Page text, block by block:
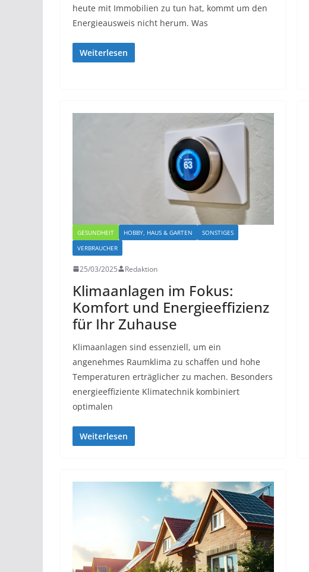
heute mit Immobilien zu tun hat, kommt um den
Energieausweis nicht herum. Was
Weiterlesen
GESUNDHEIT HOBBY, HAUS & GARTEN
SONSTIGES
VERBRAUCHER
25/03/2025 Redaktion
Klimaanlagen im Fokus:
Komfort und Energieeffizienz
für Ihr Zuhause
Klimaanlagen sind essenziell, um ein
angenehmes Raumklima zu schaffen und hohe
Temperaturen erträglicher zu machen. Besonders
energieeffiziente Klimatechnik kombiniert
optimalen
Weiterlesen